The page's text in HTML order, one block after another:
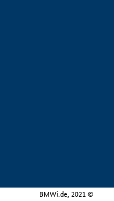
BMWi.de, 2021 ©